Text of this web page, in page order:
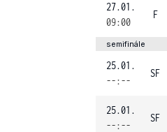
27.01.
09:00
F
semifinále
25.01.
--:--
SF
25.01.
--:--
SF